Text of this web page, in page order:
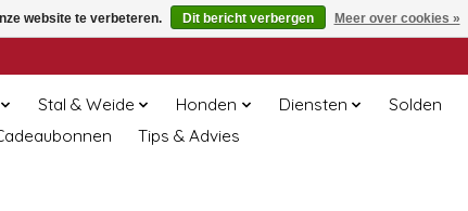
Stal & Weide Honden Diensten
Solden
Tips & Advies
website te verbeteren. Dit bericht verbergen Meer over cookies »